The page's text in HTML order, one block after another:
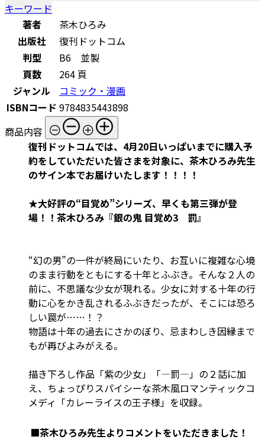
キーワード
著者
茶木ひろみ
出版社
復刊ドットコム
判型
B6 並製
頁数
264 頁
ジャンル
コミック・漫画
ISBNコード 9784835443898
商品内容
復刊ドットコムでは、4月20日いっぱいまでに購入予
約をしていただいた皆さまを対象に、茶木ひろみ先生
のサイン本でお届けいたします！！！！
★大好評の“目覚め”シリーズ、早くも第三弾が登
場！！茶木ひろみ『銀の鬼 目覚め3 罰』
“幻の男”の一件が終局にいたり、お互いに複雑な心境
のまま行動をともにする十年とふぶき。そんな２人の
前に、不思議な少女が現れる。少女に対する十年の行
動に心をかき乱されるふぶきだったが、そこには恐ろ
しい罠が……！？
物語は十年の過去にさかのぼり、忌まわしき因縁まで
もが再びよみがえる――。
描き下ろし作品「紫の少女」「―罰―」の２話に加
え、ちょっぴりスパイシーな茶木風ロマンティックコ
メディ「カレーライスの王子様」を収録。
■茶木ひろみ先生よりコメントをいただきました！